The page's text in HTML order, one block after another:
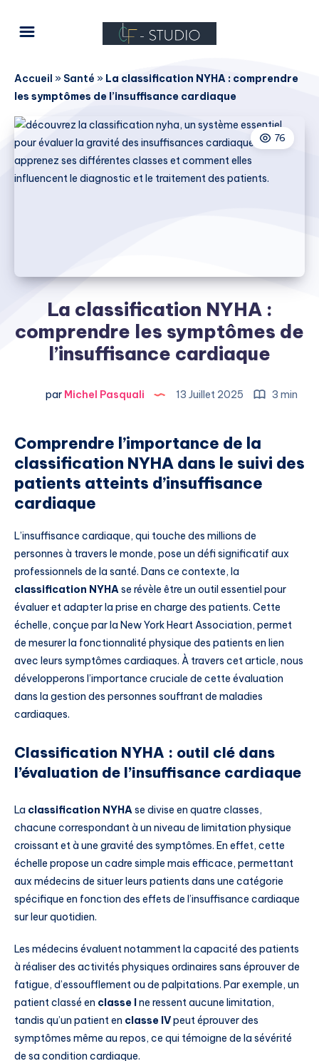
Accueil » Santé » La classification NYHA : comprendre
les symptômes de l’insuffisance cardiaque
76
La classification NYHA :
comprendre les symptômes de
l’insuffisance cardiaque
parMichel Pasquali 13 Juillet 2025 3 min
Comprendre l’importance de la
classification NYHA dans le suivi des
patients atteints d’insuffisance
cardiaque
L’insuffisance cardiaque, qui touche des millions de
personnes à travers le monde, pose un défi significatif aux
professionnels de la santé. Dans ce contexte, la
classification NYHAse révèle être un outil essentiel pour
évaluer et adapter la prise en charge des patients. Cette
échelle, conçue par la New York Heart Association, permet
de mesurer la fonctionnalité physique des patients en lien
avec leurs symptômes cardiaques. À travers cet article, nous
développerons l’importance cruciale de cette évaluation
dans la gestion des personnes souffrant de maladies
cardiaques.
Classification NYHA : outil clé dans
l’évaluation de l’insuffisance cardiaque
La classification NYHA se divise en quatre classes,
chacune correspondant à un niveau de limitation physique
croissant et à une gravité des symptômes. En effet, cette
échelle propose un cadre simple mais efficace, permettant
aux médecins de situer leurs patients dans une catégorie
spécifique en fonction des effets de l’insuffisance cardiaque
sur leur quotidien.
Les médecins évaluent notamment la capacité des patients
à réaliser des activités physiques ordinaires sans éprouver de
fatigue, d’essoufflement ou de palpitations. Par exemple, un
patient classé en classe I ne ressent aucune limitation,
tandis qu’un patient en classe IVpeut éprouver des
symptômes même au repos, ce qui témoigne de la sévérité
de sa condition cardiaque.